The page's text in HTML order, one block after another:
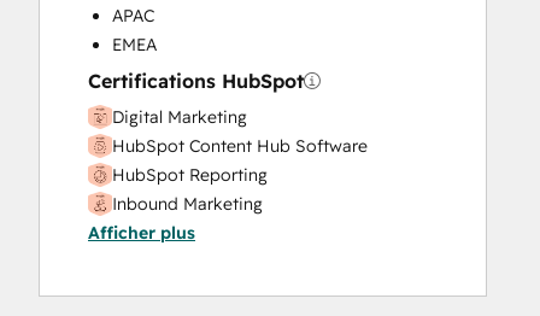
APAC
EMEA
Certifications HubSpot
Digital Marketing
HubSpot Content Hub Software
HubSpot Reporting
Inbound Marketing
Inbound Sales
Afficher plus